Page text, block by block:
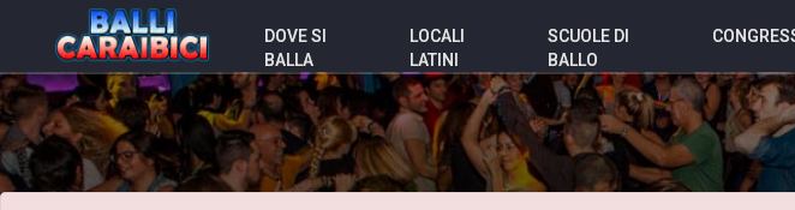
DOVE SI
BALLA
LOCALI
LATINI
SCUOLE DI
BALLO